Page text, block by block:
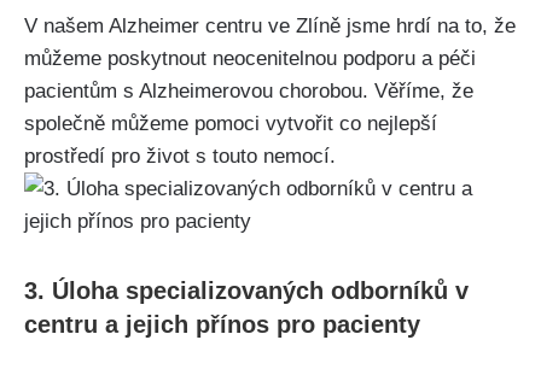
V našem Alzheimer centru ve Zlíně jsme hrdí na to, že
můžeme poskytnout neocenitelnou podporu a péči
pacientům s Alzheimerovou chorobou. Věříme, že
společně můžeme pomoci vytvořit co nejlepší
prostředí pro život s touto nemocí.
3. Úloha specializovaných odborníků v
centru a jejich přínos pro pacienty